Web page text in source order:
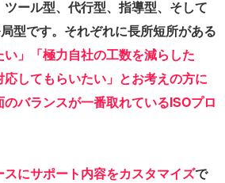
ール型、代行型、指導型、そして
型です。それぞれに長所短所がある
い」「極力自社の工数を減らした
してもらいたい」とお考えの方に
バランスが一番取れているISOプロ
にサポート内容をカスタマイズで